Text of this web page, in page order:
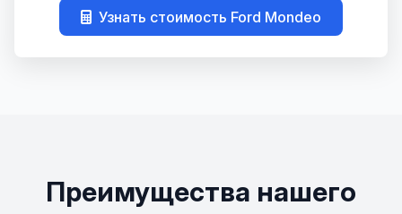
Contour
Узнать стоимость Ford Mondeo
Преимущества нашего